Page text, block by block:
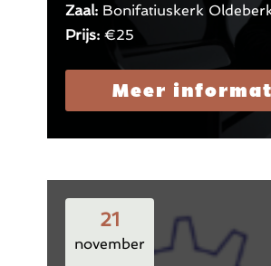
Zaal: Bonifatiuskerk
Prijs: €25
Meer
21
november